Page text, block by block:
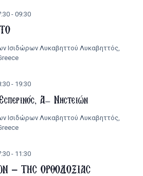
- 09:30
Ισιδώρων Λυκαβηττού Λυκαβηττός,
Α’ Νηστειών
- 19:30
Ισιδώρων Λυκαβηττού Λυκαβηττός,
– ΤΗΣ ΟΡΘΟΔΟΞΙΑΣ
- 11:30